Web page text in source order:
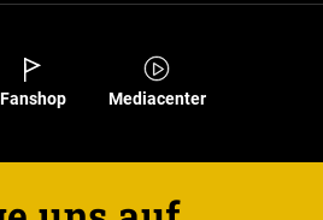
Fanshop Mediacenter